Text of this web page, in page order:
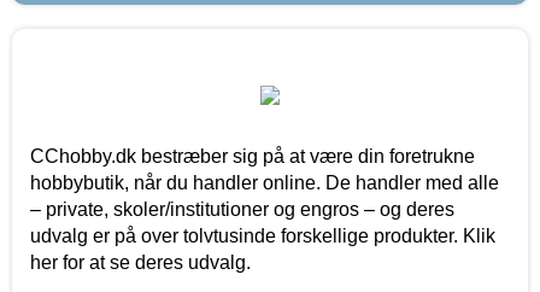
CChobby.dk bestræber sig på at være din foretrukne
hobbybutik, når du handler online. De handler med alle
– private, skoler/institutioner og engros – og deres
udvalg er på over tolvtusinde forskellige produkter. Klik
her for at se deres udvalg.